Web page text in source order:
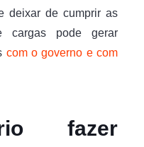
deixar de cumprir as
cargas pode gerar
com o governo e com
fazer